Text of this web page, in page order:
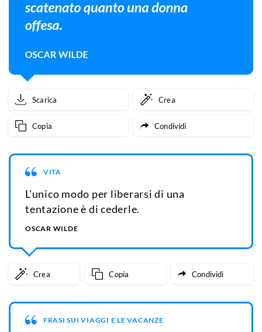
Scarica Crea
Copia Condividi
VITA
L'unico modo per liberarsi di una
tentazione è di cederle.
OSCAR WILDE
Crea Copia Condividi
FRASI SUI VIAGGI E LE VACANZE